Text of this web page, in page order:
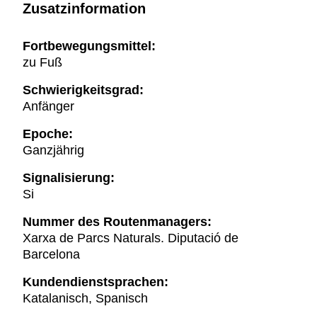
Zusatzinformation
Fortbewegungsmittel:
zu Fuß
Schwierigkeitsgrad:
Anfänger
Epoche:
Ganzjährig
Signalisierung:
Si
Nummer des Routenmanagers:
Xarxa de Parcs Naturals. Diputació de
Barcelona
Kundendienstsprachen:
Katalanisch, Spanisch